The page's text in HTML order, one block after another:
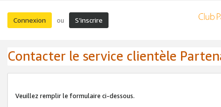
Connexion ou S’inscrire
Contacter le service clientèle
Veuillez remplir le formulaire ci-dessous.